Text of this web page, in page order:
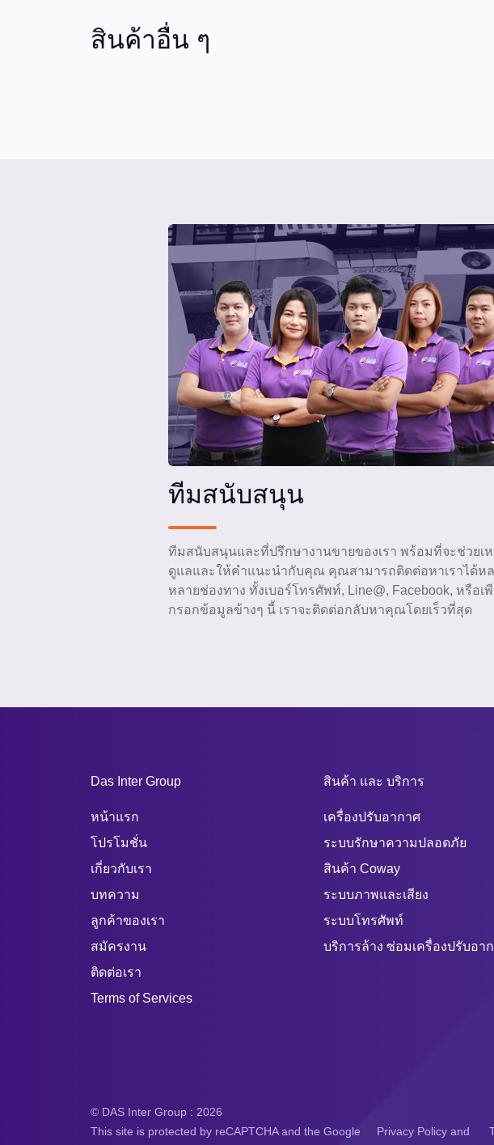
สินค้าอื่น ๆ
ทีมสนับสนุน
ทีมสนับสนุนและที่ปรึกษางานขายของเรา พร้อมที่จะช่วยเ
ดูแลและให้คำแนะนำกับคุณ คุณสามารถติดต่อหาเราได้ห
หลายช่องทาง ทั้งเบอร์โทรศัพท์, Line@, Facebook, หรือเพี
กรอกข้อมูลข้างๆ นี้ เราจะติดต่อกลับหาคุณโดยเร็วที่สุด
Das Inter Group
หน้าแรก
โปรโมชั่น
เกี่ยวกับเรา
บทความ
ลูกค้าของเรา
สมัครงาน
ติดต่อเรา
Terms of Services
สินค้า และ บริการ
เครื่องปรับอากาศ
ระบบรักษาความปลอดภัย
สินค้า Coway
ระบบภาพและเสียง
ระบบโทรศัพท์
บริการล้าง ซ่อมเครื่องปรับอา
© DAS Inter Group : 2026
This site is protected by reCAPTCHA and the Google
Privacy Policy and